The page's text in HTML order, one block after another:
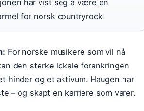
har vist seg å være en
for norsk countryrock.
For norske musikere som vil nå
den sterke lokale forankringen
hinder og et aktivum. Haugen har
– og skapt en karriere som varer.